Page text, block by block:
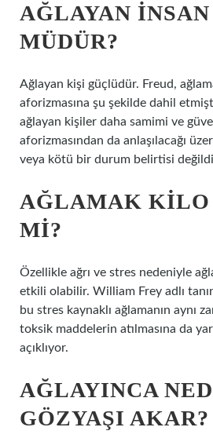
AĞLAYAN
MÜDÜR?
Ağlayan kişi güçlüdür. Freud,
aforizmasına şu şekilde dahil
ağlayan kişiler daha samimi ve
aforizmasından da anlaşılacağı
veya kötü bir durum belirtisi
AĞLAMAK KILO
MI?
Özellikle ağrı ve stres nedeniyle
etkili olabilir. William Frey adlı
bu stres kaynaklı ağlamanın aynı
toksik maddelerin atılmasına da
açıklıyor.
AĞLAYINCA
GÖZYAŞI AKAR?